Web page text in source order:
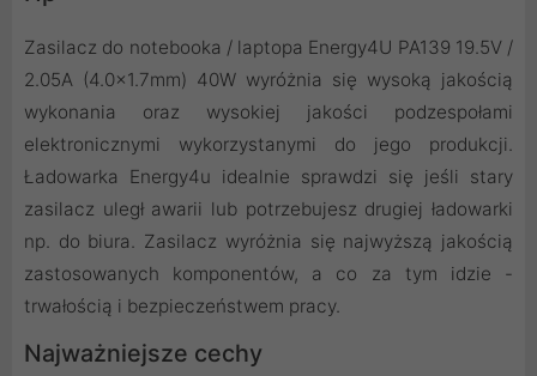
Zasilacz do notebooka / laptopa Energy4U PA139 19.5V /
2.05A (4.0x1.7mm) 40W wyróżnia się wysoką jakością
wykonania oraz wysokiej jakości podzespołami
elektronicznymi wykorzystanymi do jego produkcji.
Ładowarka Energy4u idealnie sprawdzi się jeśli stary
zasilacz uległ awarii lub potrzebujesz drugiej ładowarki
np. do biura. Zasilacz wyróżnia się najwyższą jakością
zastosowanych komponentów, a co za tym idzie -
trwałością i bezpieczeństwem pracy.
Najważniejsze cechy